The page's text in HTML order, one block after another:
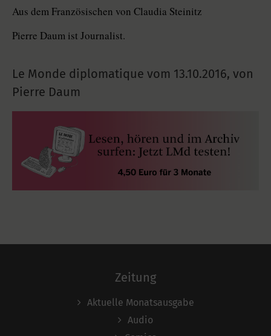
Aus dem Französischen von Claudia Steinitz
Pierre Daum ist Journalist.
Le Monde diplomatique vom 13.10.2016, von
Pierre Daum
Zeitung
Aktuelle Monatsausgabe
Audio